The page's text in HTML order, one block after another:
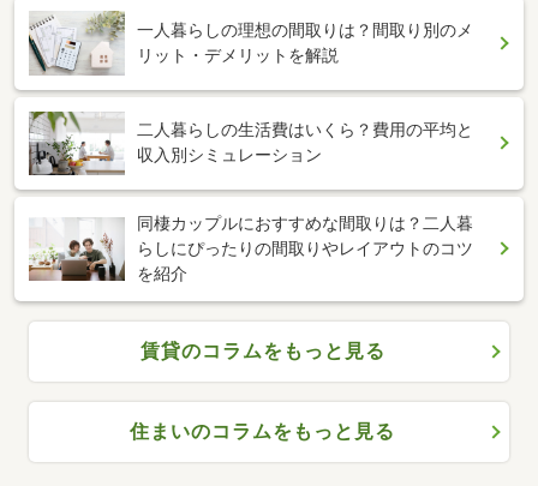
一人暮らしの理想の間取りは？間取り別のメ
リット・デメリットを解説
二人暮らしの生活費はいくら？費用の平均と
収入別シミュレーション
同棲カップルにおすすめな間取りは？二人暮
らしにぴったりの間取りやレイアウトのコツ
を紹介
賃貸のコラムをもっと見る
住まいのコラムをもっと見る